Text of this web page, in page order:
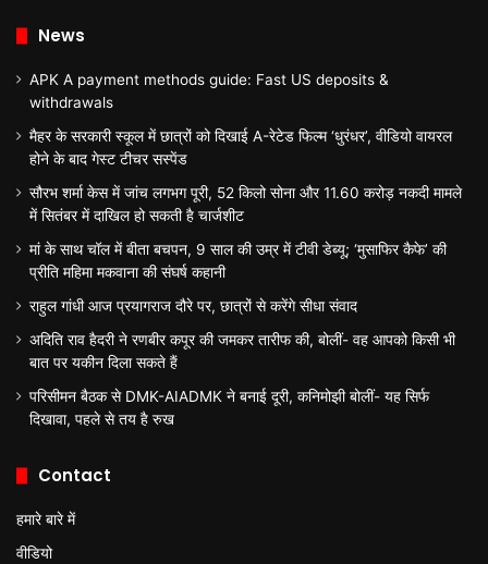
News
APK A payment methods guide: Fast US deposits &
withdrawals
मैहर के सरकारी स्कूल में छात्रों को दिखाई A-रेटेड फिल्म ‘धुरंधर’, वीडियो वायरल
होने के बाद गेस्ट टीचर सस्पेंड
सौरभ शर्मा केस में जांच लगभग पूरी, 52 किलो सोना और 11.60 करोड़ नकदी मामले
में सितंबर में दाखिल हो सकती है चार्जशीट
मां के साथ चॉल में बीता बचपन, 9 साल की उम्र में टीवी डेब्यू; ‘मुसाफिर कैफे’ की
प्रीति महिमा मकवाना की संघर्ष कहानी
राहुल गांधी आज प्रयागराज दौरे पर, छात्रों से करेंगे सीधा संवाद
अदिति राव हैदरी ने रणबीर कपूर की जमकर तारीफ की, बोलीं- वह आपको किसी भी
बात पर यकीन दिला सकते हैं
परिसीमन बैठक से DMK-AIADMK ने बनाई दूरी, कनिमोझी बोलीं- यह सिर्फ
दिखावा, पहले से तय है रुख
Contact
हमारे बारे में
वीडियो